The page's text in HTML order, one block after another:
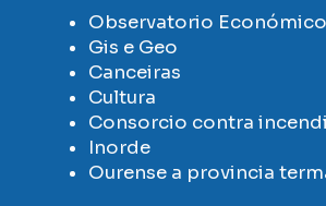
Observatorio Económico
Gis e Geo
Canceiras
Cultura
Consorcio contra
Inorde
Ourense a provincia